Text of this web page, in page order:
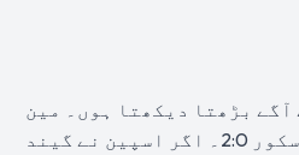
بڑھتا دیکھتا ہوں۔ مین
پک: اسپین -1.5، ممکنہ اسکور 2:0۔ اگر اسپین نے گیند